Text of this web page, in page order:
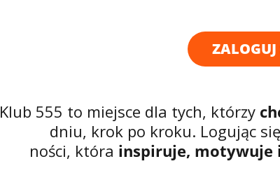
Klub 555 to miejsce dla tych, którzy
dniu, krok po kroku. Logując
ności, która inspiruje, motywuje